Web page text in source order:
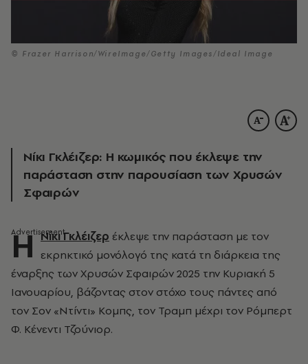
© Frazer Harrison/WireImage/Getty Images/Ideal Image
Νίκι Γκλέιζερ: Η κωμικός που έκλεψε την
παράσταση στην παρουσίαση των Χρυσών
Σφαιρών
Η Νίκι Γκλέιζερ έκλεψε την παράσταση με τον
εκρηκτικό μονόλογό της κατά τη διάρκεια της
έναρξης των Χρυσών Σφαιρών 2025 την Κυριακή 5
Ιανουαρίου, βάζοντας στον στόχο τους πάντες από
τον Σον «Ντίντι» Κομπς, τον Τραμπ μέχρι τον Ρόμπερτ
Φ. Κένεντι Τζούνιορ.